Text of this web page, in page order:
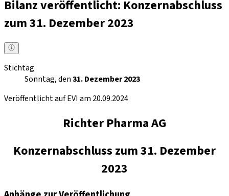
Bilanz veröffentlicht: Konzernabschluss
zum 31. Dezember 2023
Stichtag
Sonntag, den31. Dezember 2023
Veröffentlicht auf EVI am 20.09.2024
Richter Pharma AG
Konzernabschluss zum 31. Dezember
2023